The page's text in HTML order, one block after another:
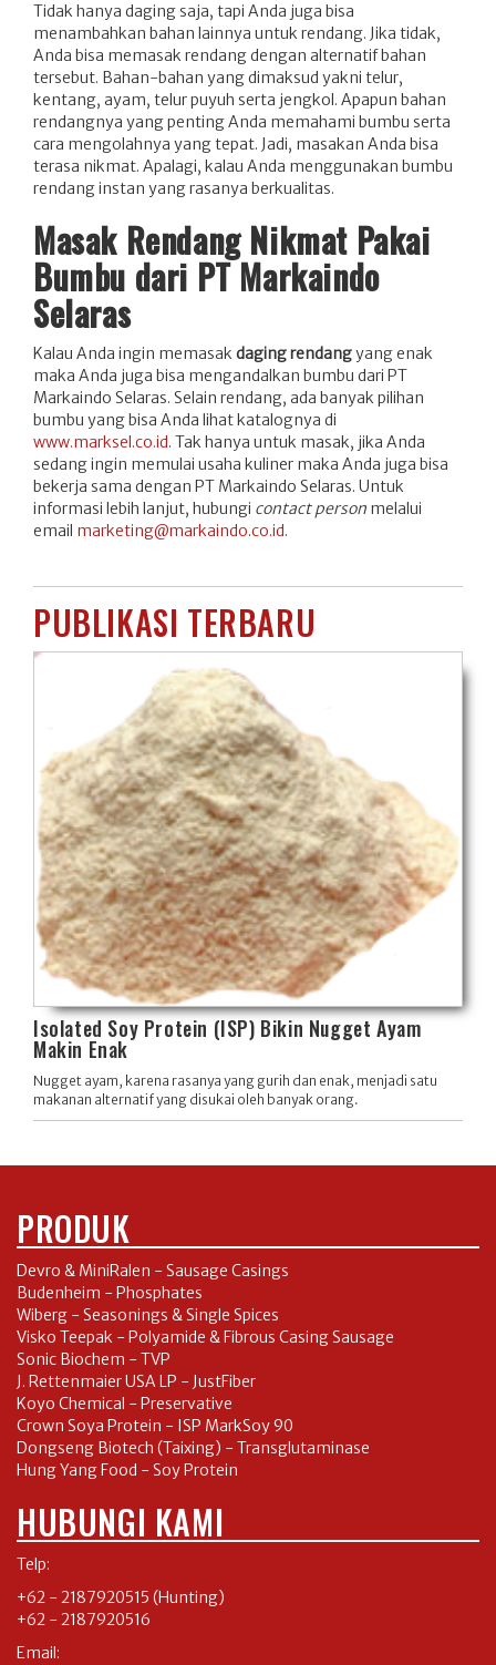
Tidak hanya daging saja, tapi Anda juga bisa
menambahkan bahan lainnya untuk rendang. Jika tidak,
Anda bisa memasak rendang dengan alternatif bahan
tersebut. Bahan-bahan yang dimaksud yakni telur,
kentang, ayam, telur puyuh serta jengkol. Apapun bahan
rendangnya yang penting Anda memahami bumbu serta
cara mengolahnya yang tepat. Jadi, masakan Anda bisa
terasa nikmat. Apalagi, kalau Anda menggunakan bumbu
rendang instan yang rasanya berkualitas.
Masak Rendang Nikmat Pakai
Bumbu dari PT Markaindo
Selaras
Kalau Anda ingin memasak daging rendangyang enak
maka Anda juga bisa mengandalkan bumbu dari PT
Markaindo Selaras. Selain rendang, ada banyak pilihan
bumbu yang bisa Anda lihat katalognya di
www.marksel.co.id. Tak hanya untuk masak, jika Anda
sedang ingin memulai usaha kuliner maka Anda juga bisa
bekerja sama dengan PT Markaindo Selaras. Untuk
informasi lebih lanjut, hubungi contact person melalui
email marketing@markaindo.co.id.
PUBLIKASI TERBARU
Isolated Soy Protein (ISP) Bikin Nugget Ayam
Makin Enak
Nugget ayam, karena rasanya yang gurih dan enak, menjadi satu
makanan alternatif yang disukai oleh banyak orang.
PRODUK
Devro & MiniRalen - Sausage Casings
Budenheim - Phosphates
Wiberg - Seasonings & Single Spices
Visko Teepak - Polyamide & Fibrous Casing Sausage
Sonic Biochem - TVP
J. Rettenmaier USA LP - JustFiber
Koyo Chemical - Preservative
Crown Soya Protein - ISP MarkSoy 90
Dongseng Biotech (Taixing) - Transglutaminase
Hung Yang Food - Soy Protein
HUBUNGI KAMI
Telp:
+62 - 2187920515 (Hunting)
+62 - 2187920516
Email: